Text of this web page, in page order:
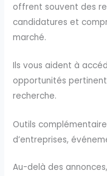
offrent souvent des
candidatures et
marché.
Ils vous aident à
opportunités
recherche.
Outils
d’entreprises,
Au-delà des